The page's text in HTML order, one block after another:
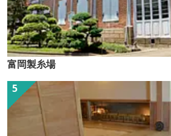
富岡製糸場